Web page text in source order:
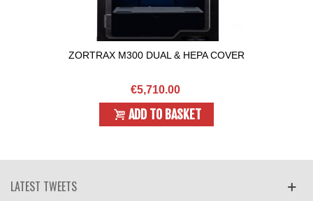
ZORTRAX M300 DUAL & HEPA COVER
€5,710.00
ADD TO BASKET
LATEST TWEETS